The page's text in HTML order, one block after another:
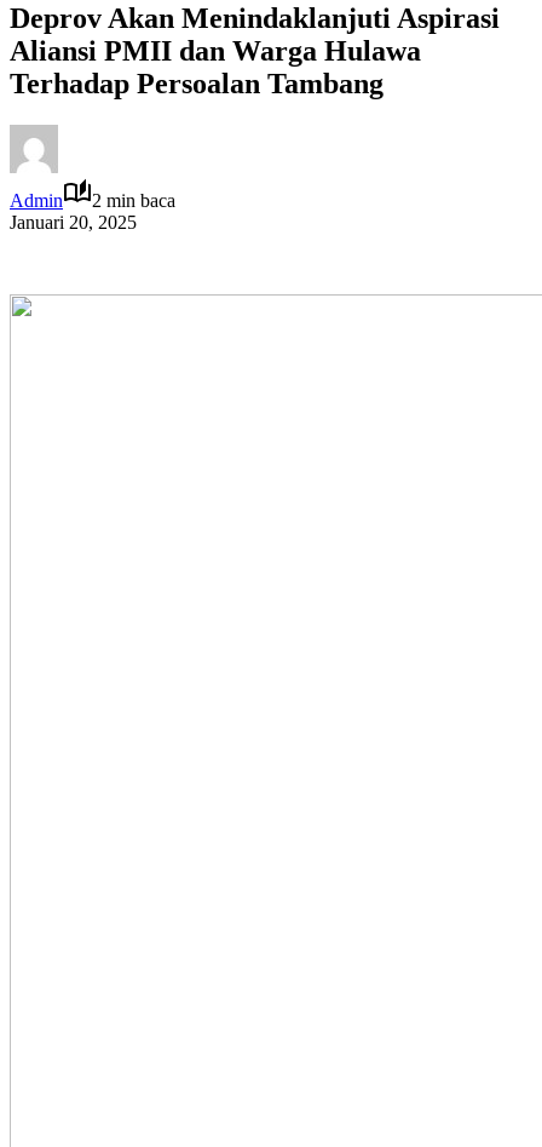
Deprov Akan Menindaklanjuti Aspirasi
Aliansi PMII dan Warga Hulawa
Terhadap Persoalan Tambang
Admin
2 min baca
Januari 20, 2025